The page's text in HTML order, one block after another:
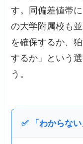
す。同偏差値帯
の大学附属校も
を確保するか、
するか」という
う。
✅ 「わからな